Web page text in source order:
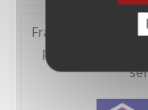
FranceConnect
pour sécuriser